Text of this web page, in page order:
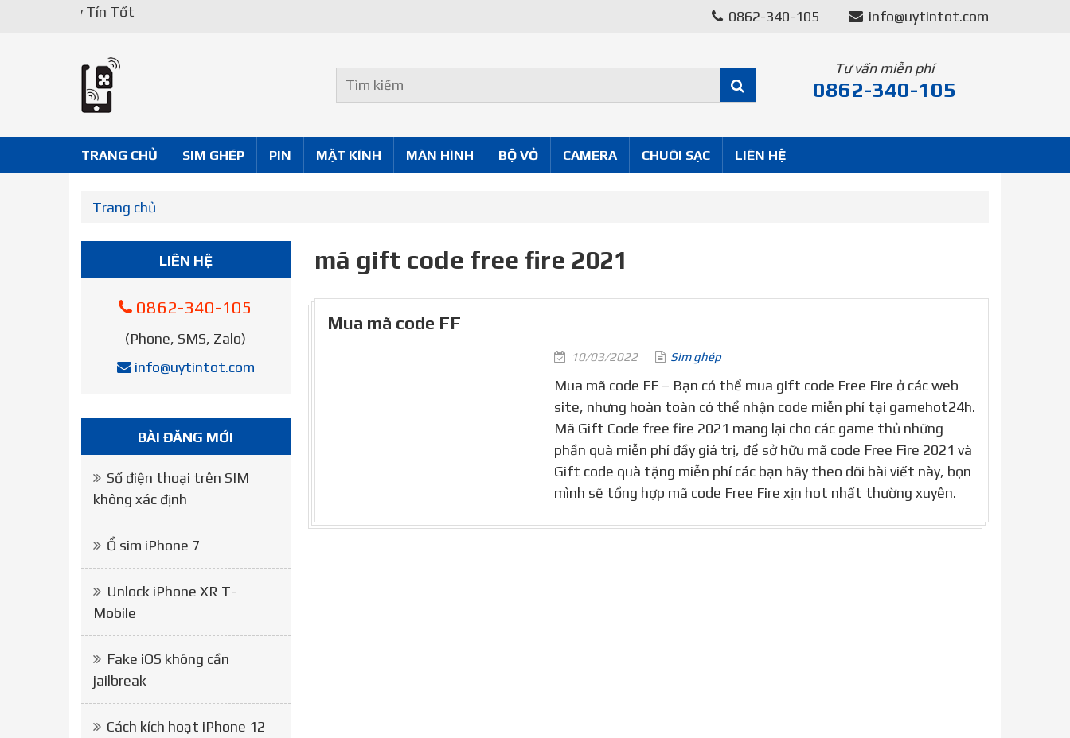
Uy Tín Tốt 0862-340-105 info@uytintot.com
Tư vấn miễn phí
0862-340-105
TRANG CHỦ SIM GHÉP PIN MẶT KÍNH MÀN HÌNH BỘ VỎ CAMERA CHUÔI SẠC LIÊN HỆ
Trang chủ
mã gift code free fire 2021
Mua mã code FF
10/03/2022 Sim ghép
Mua mã code FF – Bạn có thể mua gift code Free Fire ở các web
site, nhưng hoàn toàn có thể nhận code miễn phí tại gamehot24h.
Mã Gift Code free fire 2021 mang lại cho các game thủ những
phần quà miễn phí đầy giá trị, để sở hữu mã code Free Fire 2021 và
Gift code quà tặng miễn phí các bạn hãy theo dõi bài viết này, bọn
mình sẽ tổng hợp mã code Free Fire xịn hot nhất thường xuyên.
LIÊN HỆ
0862-340-105
(Phone, SMS, Zalo)
info@uytintot.com
BÀI ĐĂNG MỚI
Số điện thoại trên SIM
không xác định
Ổ sim iPhone 7
Unlock iPhone XR T-
Mobile
Fake iOS không cần
jailbreak
Cách kích hoạt iPhone 12